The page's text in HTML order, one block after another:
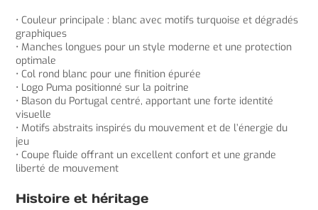
• Couleur principale : blanc avec motifs turquoise et dégradés
graphiques
• Manches longues pour un style moderne et une protection
optimale
• Col rond blanc pour une finition épurée
• Logo Puma positionné sur la poitrine
• Blason du Portugal centré, apportant une forte identité
visuelle
• Motifs abstraits inspirés du mouvement et de l’énergie du
jeu
• Coupe fluide offrant un excellent confort et une grande
liberté de mouvement
Histoire et héritage